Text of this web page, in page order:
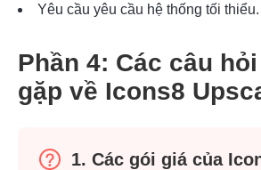
Yêu cầu yêu cầu hệ thống tối thiểu.
Phần 4: Các câu
gặp về Icons8
1. Các gói giá của